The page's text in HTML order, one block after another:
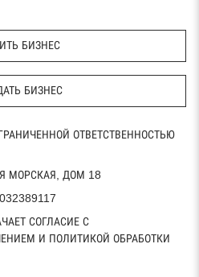
БИЗНЕС
БИЗНЕС
ОТВЕТСТВЕННОСТЬЮ
МОРСКАЯ, ДОМ 18
СОГЛАСИЕ С
И ПОЛИТИКОЙ ОБРАБОТКИ